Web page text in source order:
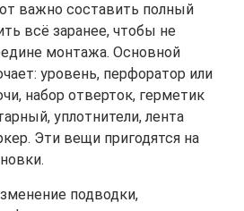
важно составить полный
всё заранее, чтобы не
монтажа. Основной
уровень, перфоратор или
набор отверток, герметик
уплотнители, лента
Эти вещи пригодятся на
подводки,